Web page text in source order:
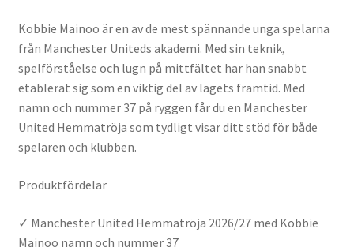
Kobbie Mainoo är en av de mest spännande unga spelarna
från Manchester Uniteds akademi. Med sin teknik,
spelförståelse och lugn på mittfältet har han snabbt
etablerat sig som en viktig del av lagets framtid. Med
namn och nummer 37 på ryggen får du en Manchester
United Hemmatröja som tydligt visar ditt stöd för både
spelaren och klubben.
Produktfördelar
✓ Manchester United Hemmatröja 2026/27 med Kobbie
Mainoo namn och nummer 37